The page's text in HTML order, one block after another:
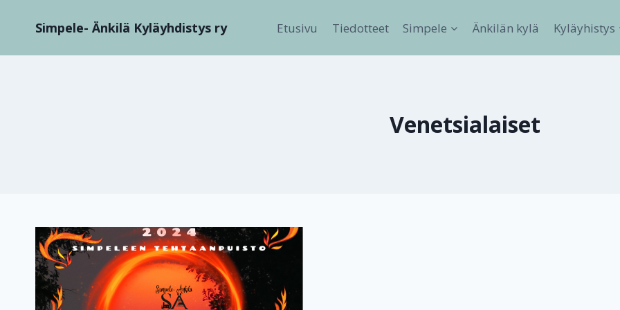
sisältöönSimpele- Änkilä Kyläyhdistys ry Etusivu Tiedotteet Simpele Änkilän kylä Kyläyhistys
Venetsialaiset